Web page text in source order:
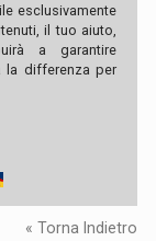
esclusivamente
il tuo aiuto,
a garantire
la differenza per
« Torna Indietro